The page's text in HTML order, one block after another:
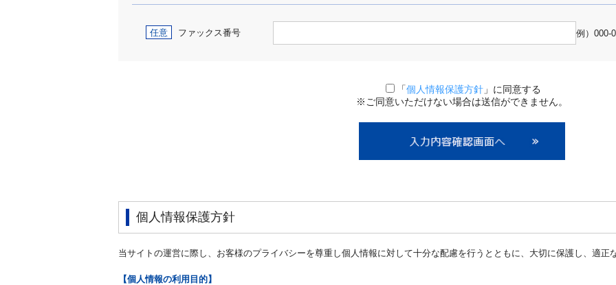
任意 ファックス番号 例）000-
「個人情報保護方針 」に同意する
※ご同意いただけない場合は送信ができません。
個人情報保護方針
当サイトの運営に際し、お客様のプライバシーを尊重し個人情報に対して十分な配慮を行うとともに、大切に保護し、適正
【個人情報の利用目的】